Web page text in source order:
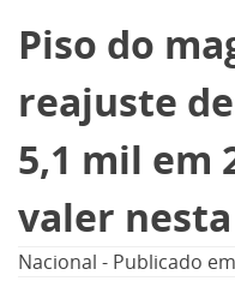
Geral
Cidades
Política
Nacional
Opinião
Informe especial
por:
Piso do
reajuste
5,1 mil em
valer
Nacional - Publicado em